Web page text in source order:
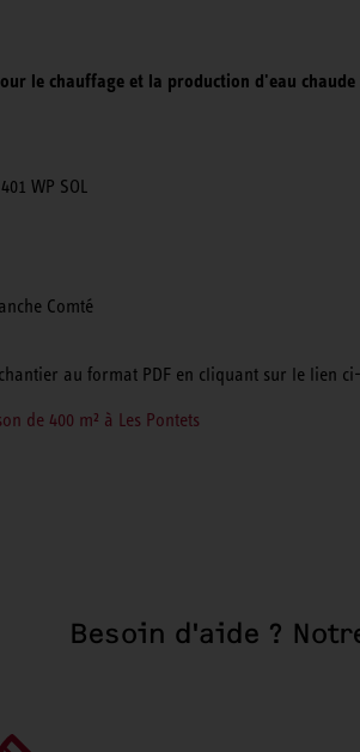
le chauffage et la production d'eau
WP SOL
Comté
au format PDF en cliquant sur le lien
de 400 m² à Les Pontets
Besoin d'aide ?